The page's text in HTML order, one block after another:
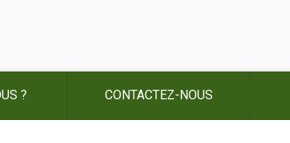
? CONTACTEZ-NOUS